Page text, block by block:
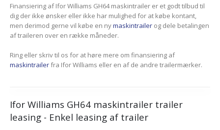
Finansiering af Ifor Williams GH64 maskintrailer er et godt tilbud til
dig der ikke ønsker eller ikke har mulighed for at købe kontant,
men derimod gerne vil købe en nymaskintrailer og dele betalingen
af traileren over en række måneder.
Ring eller skriv til os for at høre mere om finansiering af
maskintrailerfra Ifor Williams eller en af de andre trailermærker.
Ifor Williams GH64 maskintrailer trailer
leasing - Enkel leasing af trailer